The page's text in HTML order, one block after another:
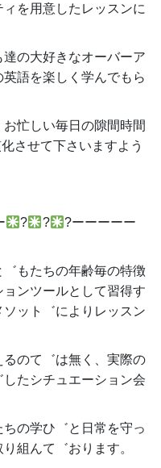
を用意したレッスンに
の大好きなオーバーア
語を楽しく学んでもら
忙しい毎日の隙間時間
させて下さいますよう
? ? ?ーーーーー
もたちの年齢毎の特徴
ンツールとして習得す
ット゛によりレッスン
のて゛は無く、実際の
たシチュエーション会
の学ひ゛と日常を守っ
組んて゛おります。